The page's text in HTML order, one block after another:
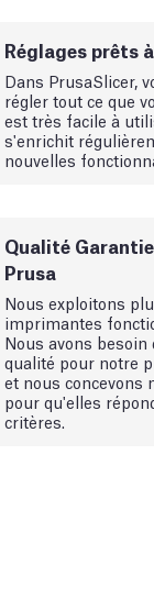
Réglages prêts
Dans PrusaSlicer,
régler tout ce que
est très facile à
s'enrichit
nouvelles
Qualité
Prusa
Nous exploitons
imprimantes
Nous avons besoin
qualité pour notre
et nous concevons
pour qu'elles
critères.